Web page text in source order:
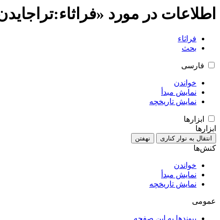
اطلاعات در مورد
فراثاء
بحث
فارسی
خواندن
نمایش مبدأ
نمایش تاریخچه
ابزارها
ابزارها
انتقال به نوار کناری نهفتن
کنش‌ها
خواندن
نمایش مبدأ
نمایش تاریخچه
عمومی
پیوندها به این صفحه